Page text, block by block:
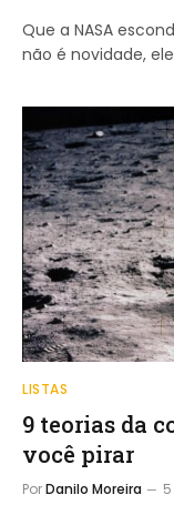
Que a NASA
não é novidade,
LISTAS
9 teorias da
você pirar
PorDanilo Moreira